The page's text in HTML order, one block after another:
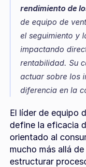
rendimiento de
de equipo de
el seguimiento y
impactando
rentabilidad. Su
actuar sobre los
diferencia en la
El líder de equipo
define la eficacia
orientado al
mucho más allá
estructurar